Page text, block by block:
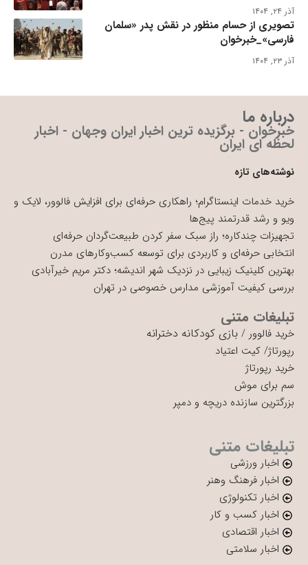
آذر ۲۴, ۱۴۰۴
تصویری از حسام منظور در نقش پدر «سلمان
فارسی»_خبرخوان
آذر ۲۳, ۱۴۰۴
درباره ما
خبرخوان - برگزیده ترین اخبار ایران وجهان - اخبار
لحظه ای ایران
نوشته‌های تازه
خرید خدمات اینستاگرام؛ راهکاری حرفه‌ای برای افزایش فالوور، لایک و
ویو و رشد قدرتمند پیج‌ها
تجهیزات چندکاره؛ راز سبک سفر کردن طبیعت‌گردان حرفه‌ای
انتخابی حرفه‌ای و کاربردی برای توسعه کسب‌وکارهای مدرن
بهترین کلینیک زیبایی در نزدیک شهر اندیشه؛ دکتر مریم خیرآبادی
بررسی کیفیت آموزشی مدارس خصوصی در تهران
تبلیغات متنی
خرید فالوور / بازی کودکانه دخترانه
رپورتاژ/ کیت اعتیاد
خرید رپورتاژ
سم برای موش
بزرگترین سازنده دریچه و دمپر
تبلیغات متنی
اخبار ورزشی
اخبار فرهنگ وهنر
اخبار تکنولوژی
اخبار کسب و کار
اخبار اقتصادی
اخبار سلامتی